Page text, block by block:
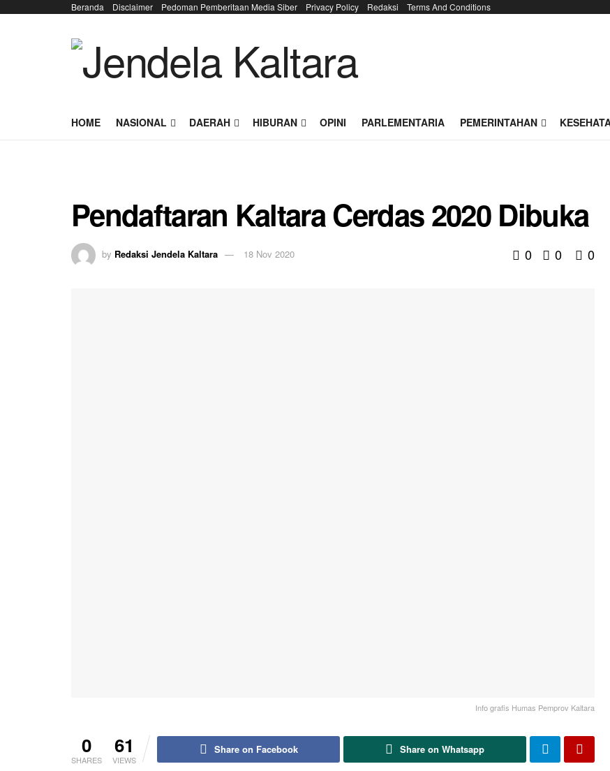
Beranda Disclaimer Pedoman Pemberitaan Media Siber Privacy Policy Redaksi Terms And Conditions
HOME NASIONAL DAERAH HIBURAN OPINI PARLEMENTARIA PEMERINTAHAN
Pendaftaran Kaltara Cerdas 2020 Dibuka
by Redaksi Jendela Kaltara 18 Nov 2020 0 0 0
Info grafis Humas Pemprov Kaltara
0
SHARES
61
VIEWS
Share on Facebook Share on Whatsapp